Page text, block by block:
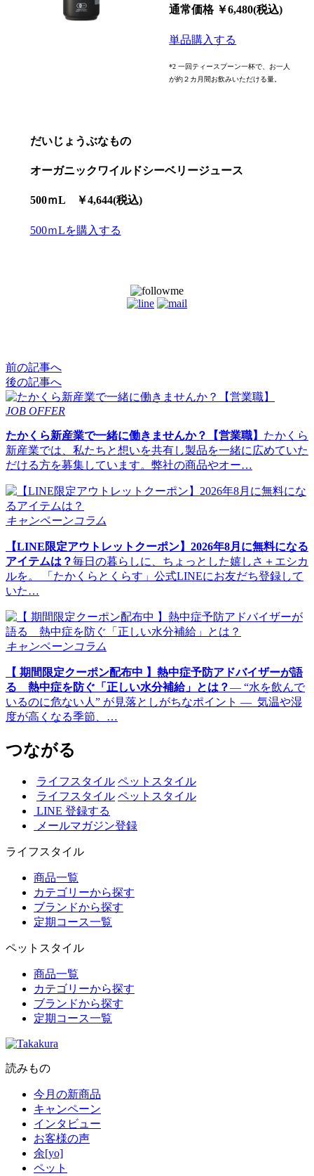
通常価格 ￥6,480(税込)
単品購入する
*2 一回ティースプーン一杯で、お一人
が約２カ月間お飲みいただける量。
だいじょうぶなもの
オーガニックワイルドシーベリージュース
500ｍL ￥4,644(税込)
500ｍLを購入する
前の記事へ
後の記事へ
JOB OFFER
たかくら新産業で一緒に働きませんか？【営業職】 たかくら
新産業では、私たちと想いを共有し製品を一緒に広めていた
だける方を募集しています。弊社の商品やオー…
キャンペーンコラム
【LINE限定アウトレットクーポン】2026年8月に無料になる
アイテムは？毎日の暮らしに、ちょっとした嬉しさ＋エシカ
ルを。 「たかくらとくらす」公式LINEにお友だち登録して
いた…
キャンペーンコラム
【 期間限定クーポン配布中 】熱中症予防アドバイザーが語
る 熱中症を防ぐ「正しい水分補給」とは？― “水を飲んで
いるのに危ない人” が見落としがちなポイント ― 気温や湿
度が高くなる季節、…
つながる
ライフスタイル ペットスタイル
ライフスタイル ペットスタイル
LINE 登録する
メールマガジン登録
ライフスタイル
商品一覧
カテゴリーから探す
ブランドから探す
定期コース一覧
ペットスタイル
商品一覧
カテゴリーから探す
ブランドから探す
定期コース一覧
読みもの
今月の新商品
キャンペーン
インタビュー
お客様の声
余[yo]
ペット